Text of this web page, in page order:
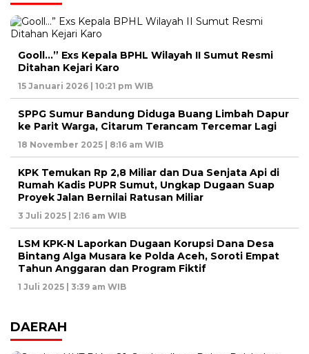
Gooll…” Exs Kepala BPHL Wilayah II Sumut Resmi
Ditahan Kejari Karo
15 Januari 2026 | 10:21 pm WIB
SPPG Sumur Bandung Diduga Buang Limbah Dapur
ke Parit Warga, Citarum Terancam Tercemar Lagi
18 November 2025 | 8:16 am WIB
KPK Temukan Rp 2,8 Miliar dan Dua Senjata Api di
Rumah Kadis PUPR Sumut, Ungkap Dugaan Suap
Proyek Jalan Bernilai Ratusan Miliar
3 Juli 2025 | 2:16 am WIB
LSM KPK-N Laporkan Dugaan Korupsi Dana Desa
Bintang Alga Musara ke Polda Aceh, Soroti Empat
Tahun Anggaran dan Program Fiktif
1 Juli 2025 | 3:39 am WIB
DAERAH